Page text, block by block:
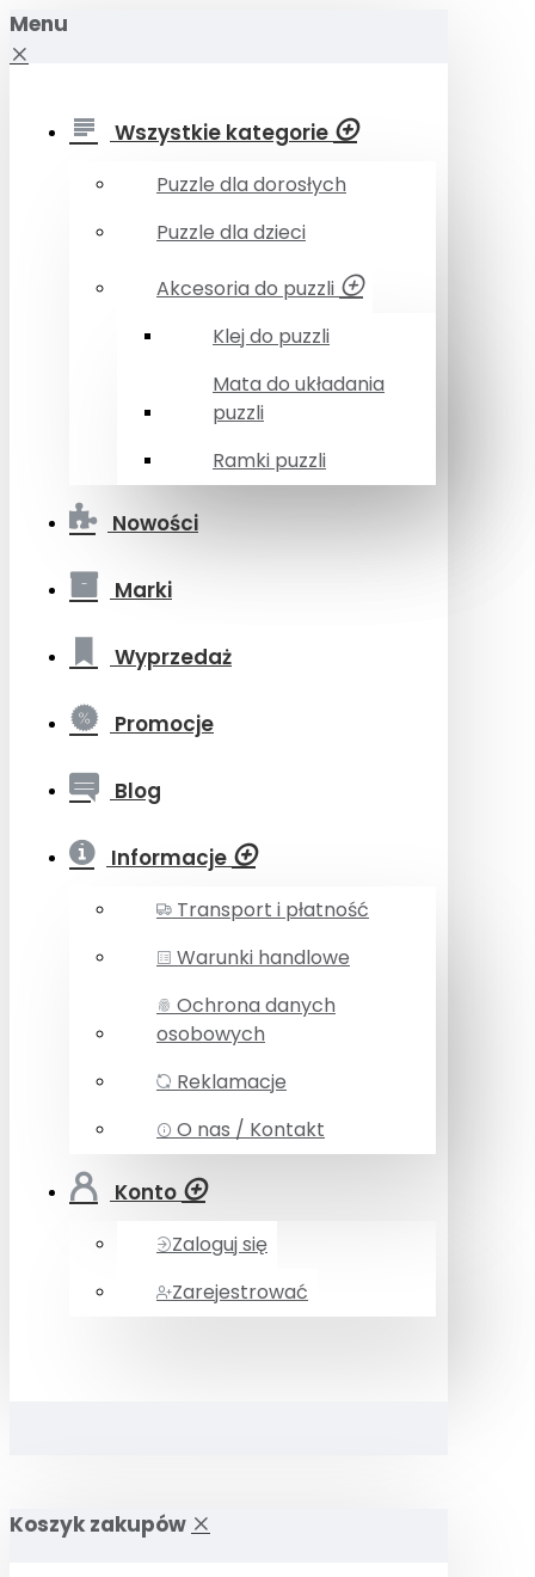
Menu
Wszystkie kategorie
Puzzle dla dorosłych
Puzzle dla dzieci
Akcesoria do puzzli
Klej do puzzli
Mata do układania
puzzli
Ramki puzzli
Nowości
Marki
Wyprzedaż
Promocje
Blog
Informacje
Transport i płatność
Warunki handlowe
Ochrona danych
osobowych
Reklamacje
O nas / Kontakt
Konto
Zaloguj się
Zarejestrować
Koszyk zakupów